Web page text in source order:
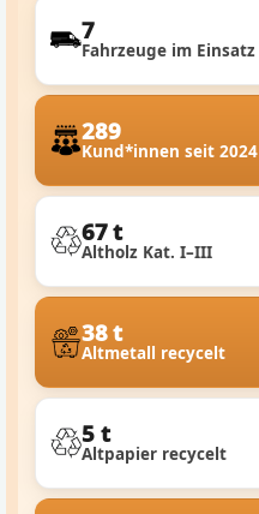
7
Fahrzeuge im Einsatz
289
Kund*innen seit 2024
67 t
Altholz Kat. I–III
38 t
Altmetall recycelt
5 t
Altpapier recycelt